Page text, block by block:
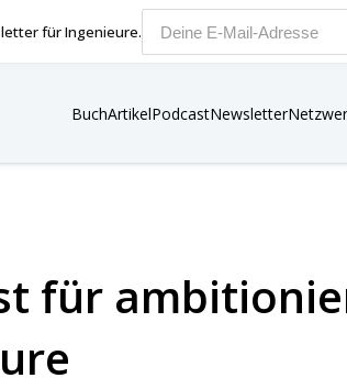
BuchArtikelPodcastNewsletter
für Ingenieure.
E-Mail-Adresse
für